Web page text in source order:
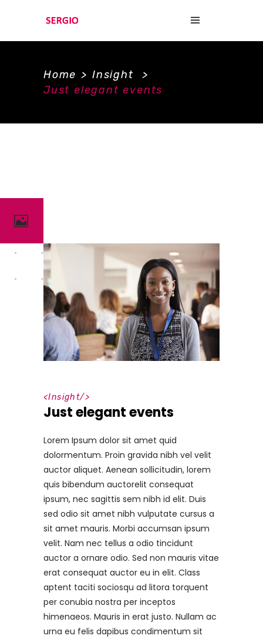
Home > Insight
>
Just elegant events
<Insight/>
Just elegant events
Lorem Ipsum dolor sit amet quid
dolormentum. Proin gravida nibh vel velit
auctor aliquet. Aenean sollicitudin, lorem
quis bibendum auctorelit consequat
ipsum, nec sagittis sem nibh id elit. Duis
sed odio sit amet nibh vulputate cursus a
sit amet mauris. Morbi accumsan ipsum
velit. Nam nec tellus a odio tincidunt
auctor a ornare odio. Sed non mauris vitae
erat consequat auctor eu in elit. Class
aptent taciti sociosqu ad litora torquent
per conubia nostra per inceptos
himenaeos. Mauris in erat justo. Nullam ac
urna eu felis dapibus condimentum sit